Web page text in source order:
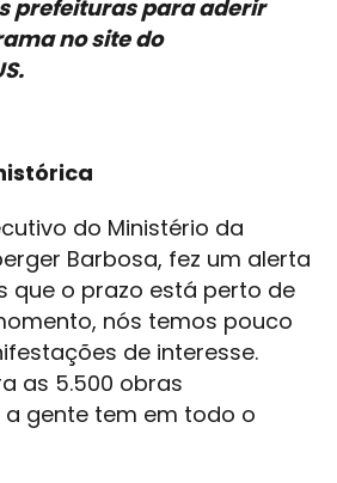
prefeituras para aderir
no site do
do Ministério da
Barbosa, fez um alerta
que o prazo está perto de
nós temos pouco
de interesse.
as 5.500 obras
gente tem em todo o